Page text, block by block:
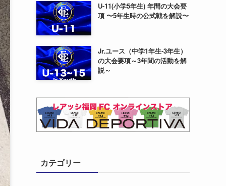
U-11(小学5年生) 年間の大会要
項 〜5年生時の公式戦を解説〜
Jr.ユース（中学1年生-3年生）
の大会要項～3年間の活動を解
説～
カテゴリー